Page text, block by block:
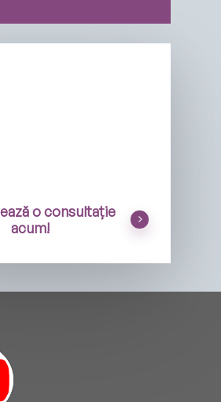
o consultație
acum!